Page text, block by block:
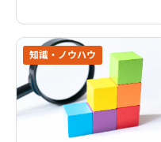
知識・ノウハウ